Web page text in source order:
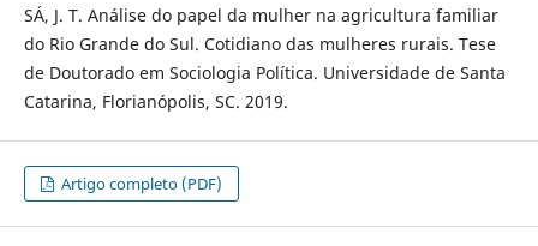
SÁ, J. T. Análise do papel da mulher na agricultura familiar
do Rio Grande do Sul. Cotidiano das mulheres rurais. Tese
de Doutorado em Sociologia Política. Universidade de Santa
Catarina, Florianópolis, SC. 2019.
Artigo completo (PDF)